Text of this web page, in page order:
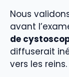
Nous
avant
de
diffuserait
vers les reins.